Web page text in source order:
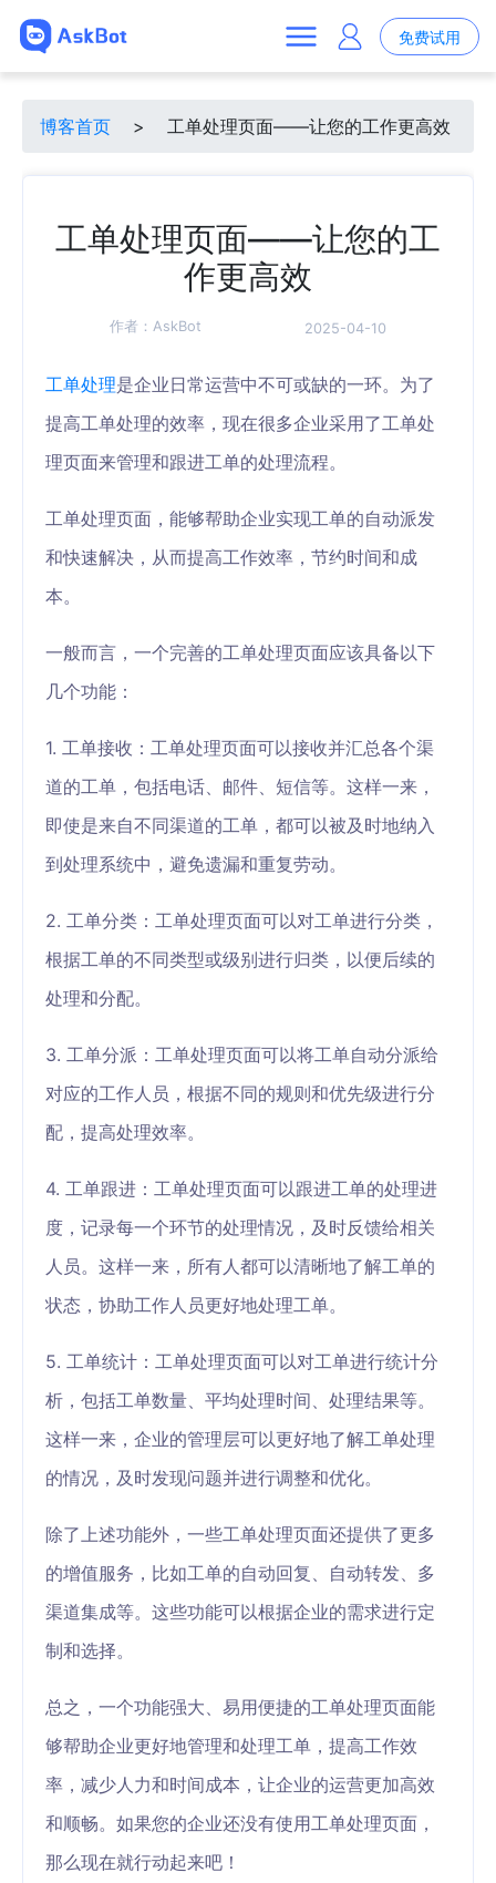
免费试用
博客首页 > 工单处理页面——让您的工作更高效
工单处理页面——让您的工
作更高效
作者： AskBot 2025-04-10
工单处理是企业日常运营中不可或缺的一环。为了
提高工单处理的效率，现在很多企业采用了工单处
理页面来管理和跟进工单的处理流程。
工单处理页面，能够帮助企业实现工单的自动派发
和快速解决，从而提高工作效率，节约时间和成
本。
一般而言，一个完善的工单处理页面应该具备以下
几个功能：
1. 工单接收：工单处理页面可以接收并汇总各个渠
道的工单，包括电话、邮件、短信等。这样一来，
即使是来自不同渠道的工单，都可以被及时地纳入
到处理系统中，避免遗漏和重复劳动。
2. 工单分类：工单处理页面可以对工单进行分类，
根据工单的不同类型或级别进行归类，以便后续的
处理和分配。
3. 工单分派：工单处理页面可以将工单自动分派给
对应的工作人员，根据不同的规则和优先级进行分
配，提高处理效率。
4. 工单跟进：工单处理页面可以跟进工单的处理进
度，记录每一个环节的处理情况，及时反馈给相关
人员。这样一来，所有人都可以清晰地了解工单的
状态，协助工作人员更好地处理工单。
5. 工单统计：工单处理页面可以对工单进行统计分
析，包括工单数量、平均处理时间、处理结果等。
这样一来，企业的管理层可以更好地了解工单处理
的情况，及时发现问题并进行调整和优化。
除了上述功能外，一些工单处理页面还提供了更多
的增值服务，比如工单的自动回复、自动转发、多
渠道集成等。这些功能可以根据企业的需求进行定
制和选择。
总之，一个功能强大、易用便捷的工单处理页面能
够帮助企业更好地管理和处理工单，提高工作效
率，减少人力和时间成本，让企业的运营更加高效
和顺畅。如果您的企业还没有使用工单处理页面，
那么现在就行动起来吧！